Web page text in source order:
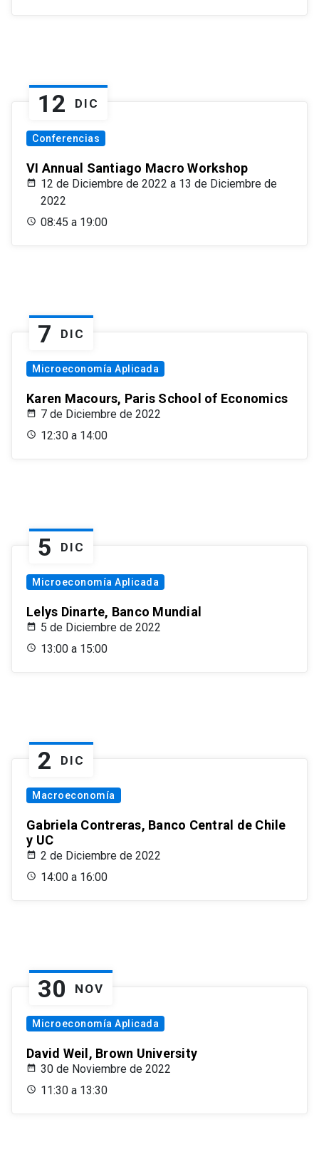
12 DIC
Conferencias
VI Annual Santiago Macro Workshop
12 de Diciembre de 2022 a 13 de Diciembre de
2022
08:45 a 19:00
7 DIC
Microeconomía Aplicada
Karen Macours, Paris School of Economics
7 de Diciembre de 2022
12:30 a 14:00
5 DIC
Microeconomía Aplicada
Lelys Dinarte, Banco Mundial
5 de Diciembre de 2022
13:00 a 15:00
2 DIC
Macroeconomía
Gabriela Contreras, Banco Central de Chile
y UC
2 de Diciembre de 2022
14:00 a 16:00
30 NOV
Microeconomía Aplicada
David Weil, Brown University
30 de Noviembre de 2022
11:30 a 13:30